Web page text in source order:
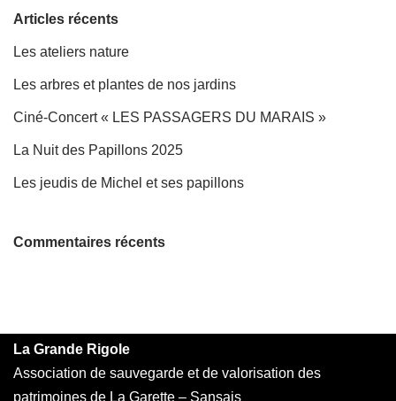
Articles récents
Les ateliers nature
Les arbres et plantes de nos jardins
Ciné-Concert « LES PASSAGERS DU MARAIS »
La Nuit des Papillons 2025
Les jeudis de Michel et ses papillons
Commentaires récents
La Grande Rigole
Association de sauvegarde et de valorisation des
patrimoines de La Garette – Sansais